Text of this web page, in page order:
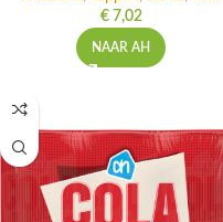
€7,02
NAAR AH